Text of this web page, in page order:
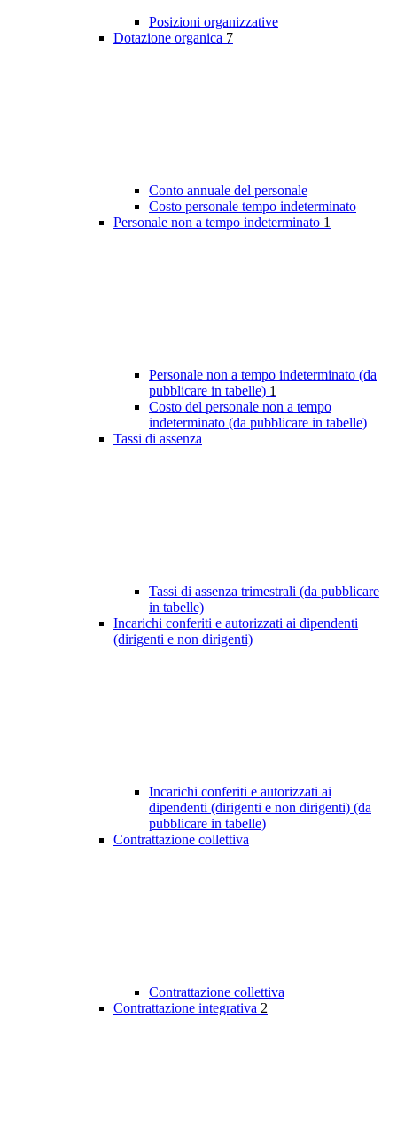
Posizioni organizzative
Dotazione organica 7
Conto annuale del personale
Costo personale tempo indeterminato
Personale non a tempo indeterminato 1
Personale non a tempo indeterminato (da
pubblicare in tabelle) 1
Costo del personale non a tempo
indeterminato (da pubblicare in tabelle)
Tassi di assenza
Tassi di assenza trimestrali (da pubblicare
in tabelle)
Incarichi conferiti e autorizzati ai dipendenti
(dirigenti e non dirigenti)
Incarichi conferiti e autorizzati ai
dipendenti (dirigenti e non dirigenti) (da
pubblicare in tabelle)
Contrattazione collettiva
Contrattazione collettiva
Contrattazione integrativa 2